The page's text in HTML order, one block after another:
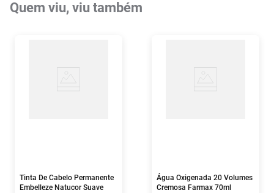
Quem viu, viu também
Tinta De Cabelo Permanente
Embelleze Natucor Suave
Água Oxigenada 20 Volumes
Cremosa Farmax 70ml